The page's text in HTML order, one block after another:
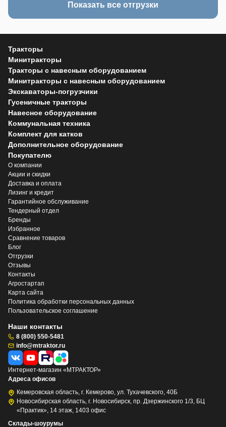
Показать все отгрузки
Тракторы
Минитракторы
Тракторы с навесным оборудованием
Минитракторы с навесным оборудованием
Экскаваторы-погрузчики
Гусеничные тракторы
Навесное оборудование
Коммунальная техника
Комплект для катков
Дополнительное оборудование
Покупателю
О компании
Акции и скидки
Доставка и оплата
Лизинг и кредит
Гарантийное обслуживание
Тендерный отдел
Бренды
Избранное
Сравнение товаров
Блог
Отгрузки
Отзывы
Контакты
Агростартап
Карта сайта
Политика обработки персональных данных
Пользовательское соглашение
Наши контакты
8 (800) 550-5481
info@mtraktor.ru
Интернет-магазин «МТРАКТОР»
Адреса офисов
Кемеровская область, г. Кемерово, ул. Тухачевского, 40Б
Новосибирская область, г. Новосибирск, пр. Дзержинского 1/3, БЦ
«Практик», 14 этаж, 1403 офис
Склады-шоурумы